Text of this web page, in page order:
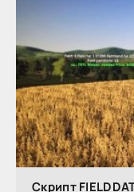
Скрипт